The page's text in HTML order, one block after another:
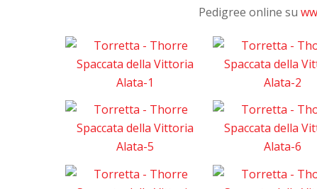
Pedigree online su